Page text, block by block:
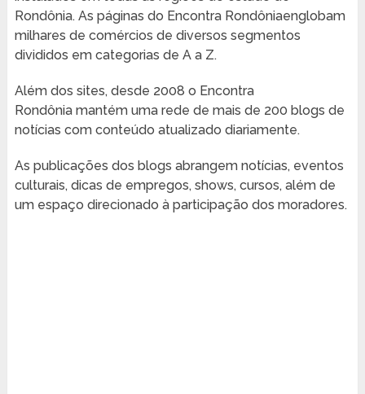
Rondônia. As páginas do Encontra Rondôniaenglobam
milhares de comércios de diversos segmentos
divididos em categorias de A a Z.
Além dos sites, desde 2008 o Encontra
Rondônia mantém uma rede de mais de 200 blogs de
notícias com conteúdo atualizado diariamente.
As publicações dos blogs abrangem notícias, eventos
culturais, dicas de empregos, shows, cursos, além de
um espaço direcionado à participação dos moradores.